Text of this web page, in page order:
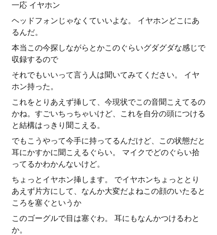
一応 イヤホン
ヘッドフォンじゃなくていいよな。 イヤホンどこにあ
るんだ。
本当この今探しながらとかこのぐらいグダグダな感じで
収録するので
それでもいいって言う人は聞いてみてください。 イヤ
ホン持った。
これをとりあえず挿して、今現状でこの音聞こえてるの
かね。すごいちっちゃいけど、これを自分の頭につける
と結構はっきり聞こえる。
でもこうやって今手に持ってるんだけど、この状態だと
耳にかすかに聞こえるぐらい。 マイクでどのぐらい拾
ってるかわかんないけど。
ちょっとイヤホン挿します。 でイヤホンちょっととり
あえず片方にして、なんか大変だよねこの顔のいたると
ころを塞ぐというか
このゴーグルで目は塞ぐわ。 耳にもなんかつけるわと
か。